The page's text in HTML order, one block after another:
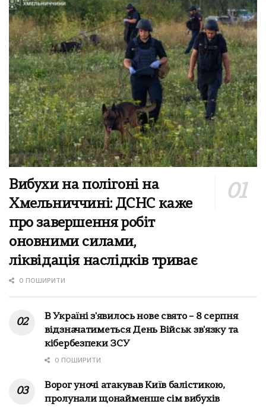
Вибухи на полігоні на
Хмельниччині: ДСНС каже
про завершення робіт
оновними силами,
ліквідація наслідків триває
0 ПОШИРИТИ
В Україні з'явилось нове свято – 8 серпня
відзначатиметься День Військ зв'язку та
кібербезпеки ЗСУ
0 ПОШИРИТИ
Ворог уночі атакував Київ балістикою,
пролунали щонайменше сім вибухів